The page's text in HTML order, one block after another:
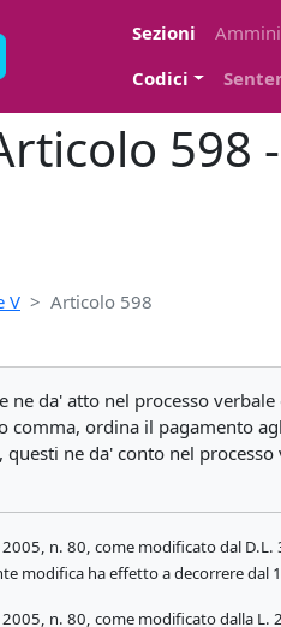
Sezioni
Codici
598
V Articolo 598
da' atto nel processo
ordina il pagamento
ne da' conto nel
n. 80, come modificato dal
modifica ha effetto a decorrere dal
n. 80, come modificato dalla